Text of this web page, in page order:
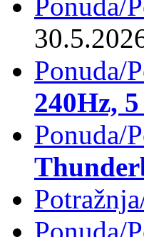
Ponuda/
240Hz,
Ponuda/